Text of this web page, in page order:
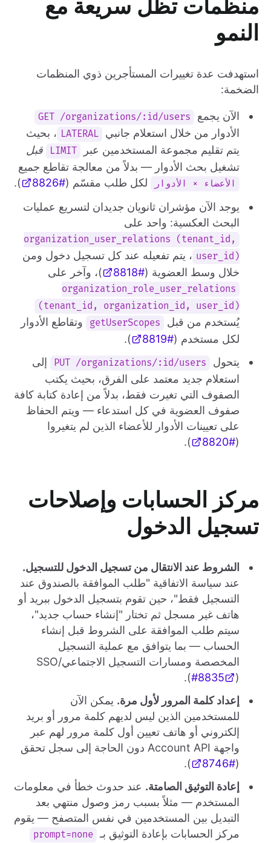
منظمات تظل سريعة مع
النمو
استهدفت عدة تغييرات المستأجرين ذوي المنظمات
الضخمة:
الآن يجمع GET /organizations/:id/users
الأدوار من خلال استعلام جانبي LATERAL ، بحيث
يتم تقليم مجموعة المستخدمين عبر
LIMIT
قبل
تشغيل بحث الأدوار — بدلاً من معالجة تقاطع جميع
الأعضاء × الأدوار لكل طلب مقسّم (#8826
).
يوجد الآن مؤشران ثانويان جديدان لتسريع عمليات
البحث العكسية: واحد على
organization_user_relations (tenant_id,
user_id) ، يتم تفعيله عند كل تسجيل دخول ومن
خلال وسط العضوية (#8818 )، وآخر على
organization_role_user_relations
(tenant_id, organization_id, user_id)
يُستخدم من قبل getUserScopes
وتقاطع الأدوار
لكل مستخدم (#8819
).
يتحول
PUT /organizations/:id/users
إلى
استعلام جديد معتمد على الفرق، بحيث يكتب
الصفوف التي تغيرت فقط، بدلاً من إعادة كتابة كافة
صفوف العضوية في كل استدعاء — ويتم الحفاظ
على تعيينات الأدوار للأعضاء الذين لم يتغيروا
(
#8820
).
مركز الحسابات وإصلاحات
تسجيل الدخول
الشروط عند الانتقال من تسجيل الدخول للتسجيل.
عند سياسة الاتفاقية "طلب الموافقة بالصندوق عند
التسجيل فقط"، حين تقوم بتسجيل الدخول ببريد أو
هاتف غير مسجل ثم تختار "إنشاء حساب جديد"،
سيتم طلب الموافقة على الشروط قبل إنشاء
الحساب — بما يتوافق مع عملية التسجيل
المخصصة ومسارات التسجيل الاجتماعي/SSO
(#8835
).
إعداد كلمة المرور لأول مرة. يمكن الآن
للمستخدمين الذين ليس لديهم كلمة مرور أو بريد
إلكتروني أو هاتف تعيين أول كلمة مرور لهم عبر
واجهة Account API دون الحاجة إلى سجل تحقق
(
#8746
).
إعادة التوثيق الصامتة. عند حدوث خطأ في معلومات
المستخدم — مثلاً بسبب رمز وصول منتهي بعد
التبديل بين المستخدمين في نفس المتصفح — يقوم
مركز الحسابات بإعادة التوثيق بـ prompt=none